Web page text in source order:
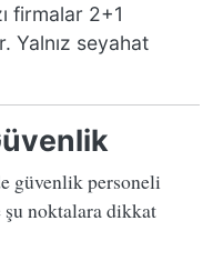
firmalar 2+1
Yalnız seyahat
güvenlik personeli
şu noktalara dikkat